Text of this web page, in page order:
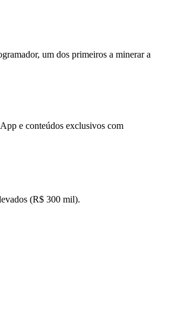
um dos primeiros a minerar a
e conteúdos exclusivos com
(R$ 300 mil).